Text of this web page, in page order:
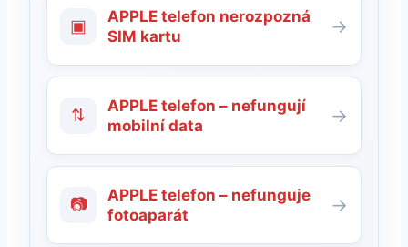
▣
APPLE telefon nerozpozná
SIM kartu
→
⇅
APPLE telefon – nefungují
mobilní data
→
📷
APPLE telefon – nefunguje
fotoaparát
→